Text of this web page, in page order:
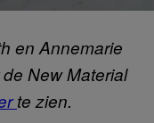
en Annemarie
New Material
te zien.